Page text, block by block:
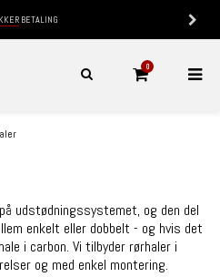
BETALING
0
udstødningssystemet, og den del
enkelt eller dobbelt - og hvis det
i carbon. Vi tilbyder rørhaler i
og med enkel montering.